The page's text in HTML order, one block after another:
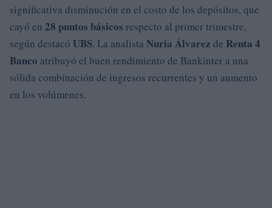
significativa disminución en el costo de los depósitos, que
cayó en 28 puntos básicos respecto al primer trimestre,
según destacó UBS. La analista Nuria Álvarez de Renta 4
Banco atribuyó el buen rendimiento de Bankinter a una
sólida combinación de ingresos recurrentes y un aumento
en los volúmenes.